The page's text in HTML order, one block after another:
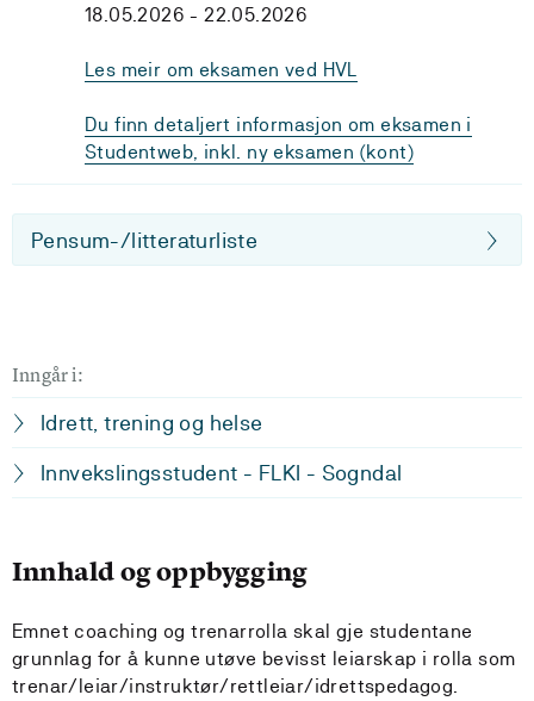
18.05.2026 - 22.05.2026
Les meir om eksamen ved HVL
Du finn detaljert informasjon om eksamen i
Studentweb, inkl. ny eksamen (kont)
Pensum-/litteraturliste
Inngår i:
Idrett, trening og helse
Innvekslingsstudent - FLKI - Sogndal
Innhald og oppbygging
Emnet coaching og trenarrolla skal gje studentane
grunnlag for å kunne utøve bevisst leiarskap i rolla som
trenar/leiar/instruktør/rettleiar/idrettspedagog.